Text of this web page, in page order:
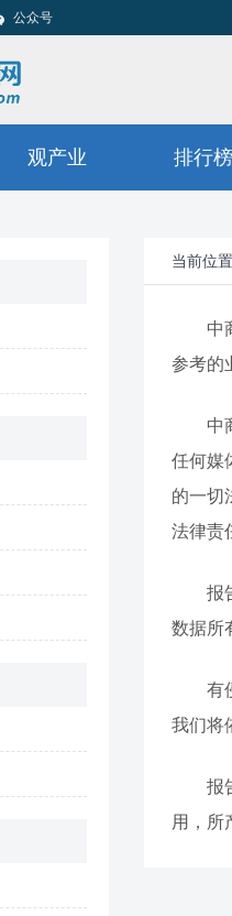
公众号
观产业 排行榜
当前位置
中
参考的
中
任何媒
的一切
法律责
报
数据所
有
我们将
报
用，所